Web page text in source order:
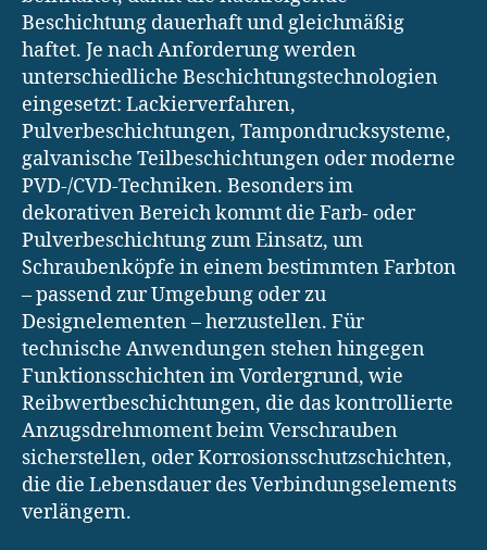
Beschichtung dauerhaft und gleichmäßig
haftet. Je nach Anforderung werden
unterschiedliche Beschichtungstechnologien
eingesetzt: Lackierverfahren,
Pulverbeschichtungen, Tampondrucksysteme,
galvanische Teilbeschichtungen oder moderne
PVD-/CVD-Techniken. Besonders im
dekorativen Bereich kommt die Farb- oder
Pulverbeschichtung zum Einsatz, um
Schraubenköpfe in einem bestimmten Farbton
– passend zur Umgebung oder zu
Designelementen – herzustellen. Für
technische Anwendungen stehen hingegen
Funktionsschichten im Vordergrund, wie
Reibwertbeschichtungen, die das kontrollierte
Anzugsdrehmoment beim Verschrauben
sicherstellen, oder Korrosionsschutzschichten,
die die Lebensdauer des Verbindungselements
verlängern.